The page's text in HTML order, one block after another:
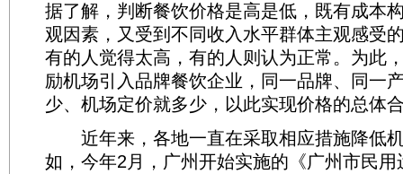
据了解，判断餐饮价格是高是低，既有成本
观因素，又受到不同收入水平群体主观感受
有的人觉得太高，有的人则认为正常。为此
励机场引入品牌餐饮企业，同一品牌、同一
少、机场定价就多少，以此实现价格的总体
近年来，各地一直在采取相应措施降低
如，今年2月，广州开始实施的《广州市民用